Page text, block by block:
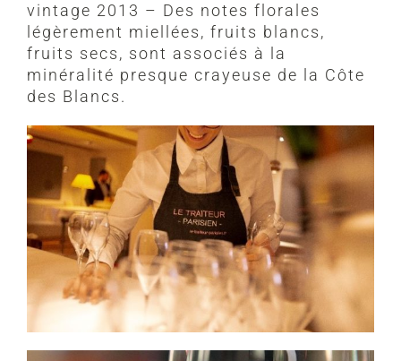
vintage 2013 – Des notes florales
légèrement miellées, fruits blancs,
fruits secs, sont associés à la
minéralité presque crayeuse de la Côte
des Blancs.